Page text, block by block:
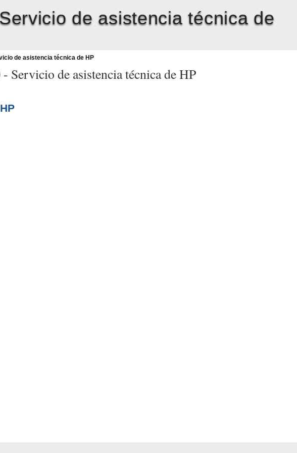
Servicio de asistencia técnica de
de asistencia técnica de HP
- Servicio de asistencia técnica de HP